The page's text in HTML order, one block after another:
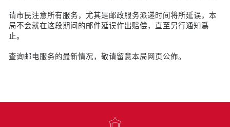
请市民注意所有服务，尤其是邮政服务派递时间将所延误，本
局不会就在这段期间的邮件延误作出赔偿，直至另行通知爲
止。
查询邮电服务的最新情况，敬请留意本局网页公佈。